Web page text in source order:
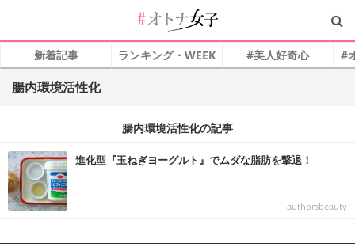
新着記事 ランキング・WEEK #美人好奇心 #
腸内環境活性化
腸内環境活性化の記事
進化型『玉ねぎヨーグルト』でムダな脂肪を撃退！
authorsbeauty